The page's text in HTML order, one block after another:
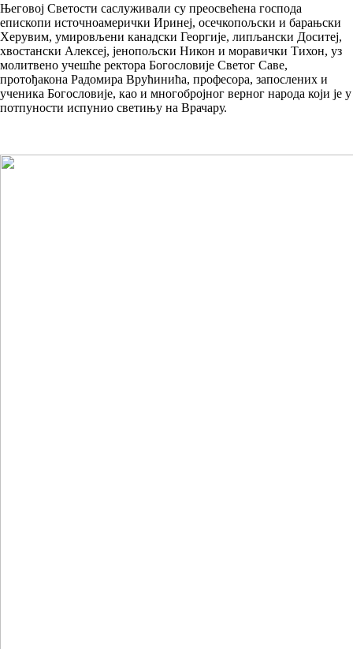
Његовој Светости саслуживали су преосвећена господа
епископи источноамерички Иринеј, осечкопољски и барањски
Херувим, умировљени канадски Георгије, липљански Доситеј,
хвостански Алексеј, јенопољски Никон и моравички Тихон, уз
молитвено учешће ректора Богословије Светог Саве,
протођакона Радомира Врућинића, професора, запослених и
ученика Богословије, као и многобројног верног народа који је у
потпуности испунио светињу на Врачару.